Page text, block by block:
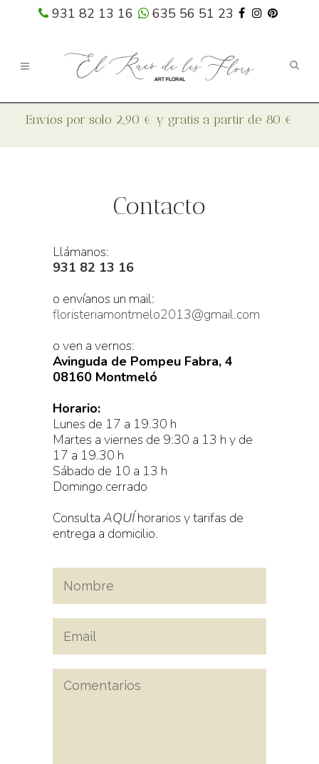
931 82 13 16 635 56 51 23
Contacto
Llámanos:
931 82 13 16
o envíanos un mail:
floristeriamontmelo2013@gmail.com
o ven a vernos:
Avinguda de Pompeu Fabra, 4
08160 Montmeló
Horario:
Lunes de 17 a 19.30 h
Martes a viernes de 9:30 a 13 h y de
17 a 19.30 h
Sábado de 10 a 13 h
Domingo cerrado
Consulta AQUÍhorarios y tarifas de
entrega a domicilio.